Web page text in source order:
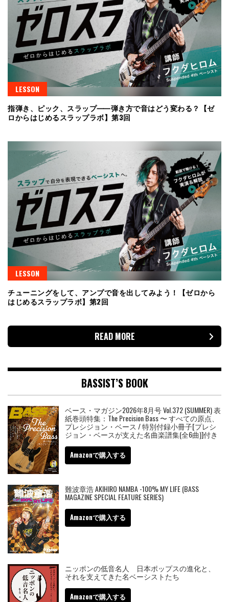
LESSON
指弾き、ピック、スラップ⸺弾き方で音はどう変わる？【ゼ
ロからはじめるスラップラボ】第3回
LESSON
チューニングをして、アンプで音を出してみよう！【ゼロから
はじめるスラップラボ】第2回
READ MORE
BASSIST’S BOOK
ベース・マガジン2026年8月号 Vol.372 (SUMMER) 表
紙巻頭特集：The Precision Bass 〜 すべての原点、
プレシジョン・ベース / 特別付録小冊子[プレシ
ジョン・ベースが支えた名曲楽譜集(全6曲)]付き
Amazonで購入する
難波章浩 AKIHIRO NAMBA -100% MY LIFE (BASS
MAGAZINE SPECIAL FEATURE SERIES)
Amazonで購入する
ニッポンの低音名人 日本ポップスの進化と、
それを支えてきた名ベーシストたち
Amazonで購入する